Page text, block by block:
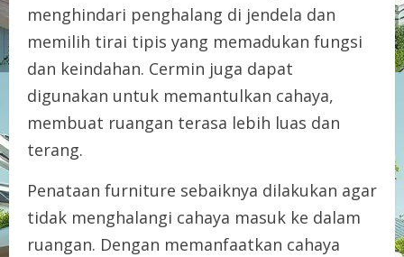
menghindari penghalang di jendela dan
memilih tirai tipis yang memadukan fungsi
dan keindahan. Cermin juga dapat
digunakan untuk memantulkan cahaya,
membuat ruangan terasa lebih luas dan
terang.
Penataan furniture sebaiknya dilakukan agar
tidak menghalangi cahaya masuk ke dalam
ruangan. Dengan memanfaatkan cahaya